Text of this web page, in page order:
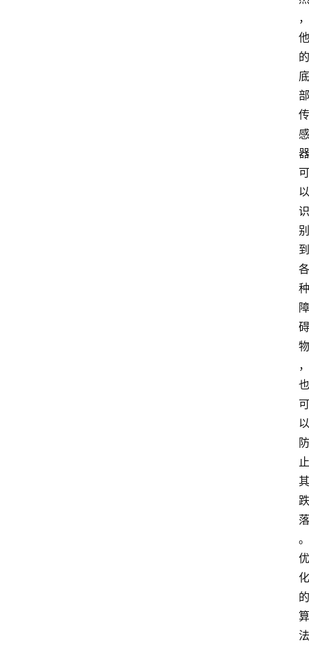
，
他
的
底
部
传
感
器
可
以
识
别
到
各
种
障
碍
物
，
也
可
以
防
止
其
跌
落
。
优
化
的
算
法